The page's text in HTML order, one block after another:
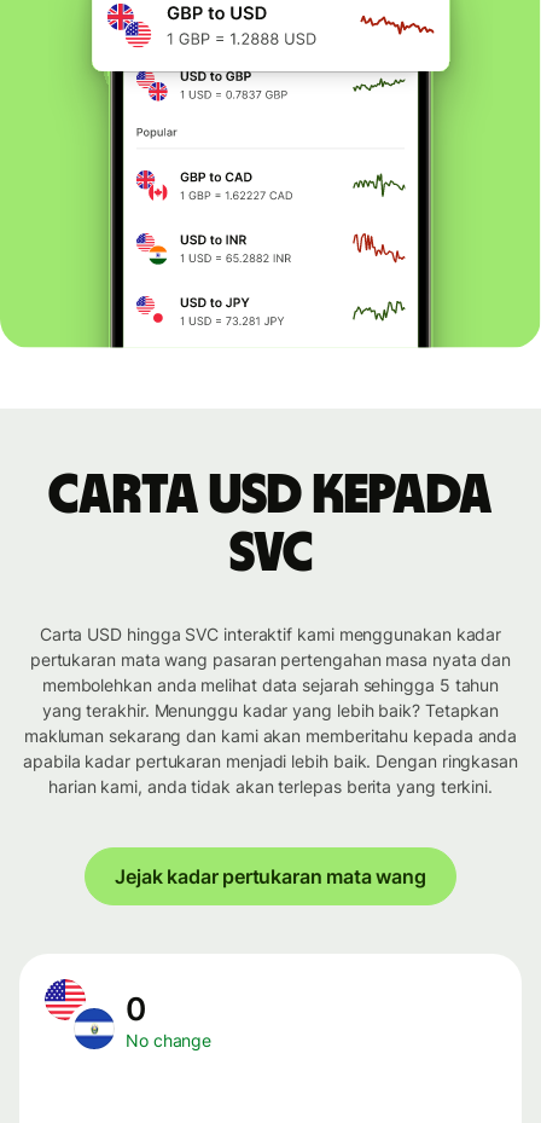
Carta USD kepada
SVC
Carta USD hingga SVC interaktif kami menggunakan kadar
pertukaran mata wang pasaran pertengahan masa nyata dan
membolehkan anda melihat data sejarah sehingga 5 tahun
yang terakhir. Menunggu kadar yang lebih baik? Tetapkan
makluman sekarang dan kami akan memberitahu kepada anda
apabila kadar pertukaran menjadi lebih baik. Dengan ringkasan
harian kami, anda tidak akan terlepas berita yang terkini.
Jejak kadar pertukaran mata wang
0
No change